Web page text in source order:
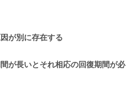
が別に存在する
が長いとそれ相応の回復期間が必